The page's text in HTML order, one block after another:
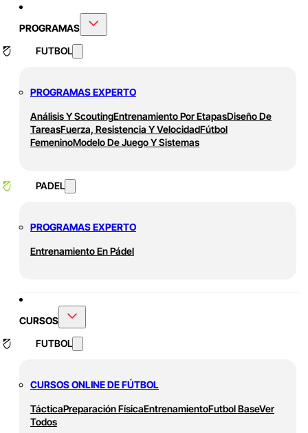
PROGRAMAS
FUTBOL
PROGRAMAS EXPERTO
Análisis Y ScoutingEntrenamiento Por EtapasDiseño De
TareasFuerza, Resistencia Y VelocidadFútbol
FemeninoModelo De Juego Y Sistemas
PADEL
PROGRAMAS EXPERTO
Entrenamiento En Pádel
CURSOS
FUTBOL
CURSOS ONLINE DE FÚTBOL
TácticaPreparación FísicaEntrenamientoFutbol BaseVer
Todos